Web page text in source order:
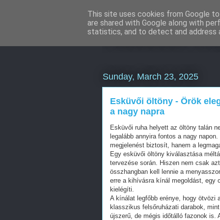
Facebook
Sunday, March 23, 2025
Esküvői öltöny - Örök
a nagy napra
Esküvői ruha helyett az öltöny talán
legalább annyira fontos a nagy
megjelenést biztosít, hanem a
Egy esküvői öltöny kiválasztása
tervezése során. Hiszen nem csak
összhangban kell lennie a
erre a kihívásra kínál megoldást, egy
kielégíti.
A kínálat legfőbb erénye, hogy ötvözi
klasszikus felsőruházati darabok,
újszerű, de mégis időtálló fazonok is.
This site uses cookies from Google
are shared with Google along with
statistics, and to detect and address